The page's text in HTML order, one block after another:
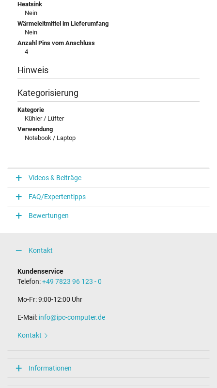
Heatsink
Nein
Wärmeleitmittel im Lieferumfang
Nein
Anzahl Pins vom Anschluss
4
Hinweis
Kategorisierung
Kategorie
Kühler / Lüfter
Verwendung
Notebook / Laptop
Videos & Beiträge
FAQ/Expertentipps
Bewertungen
Kontakt
Kundenservice
Telefon:+49 7823 96 123 - 0
Mo-Fr: 9:00-12:00 Uhr
E-Mail: info@ipc-computer.de
Kontakt
Informationen